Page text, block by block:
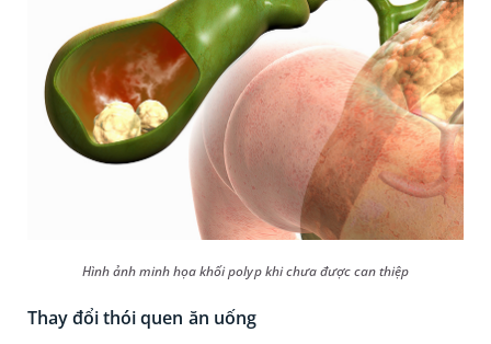
Hình ảnh minh họa khối polyp khi chưa được can thiệp
Thay đổi thói quen ăn uống